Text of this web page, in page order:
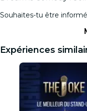
Souhaites-tu être
Expériences